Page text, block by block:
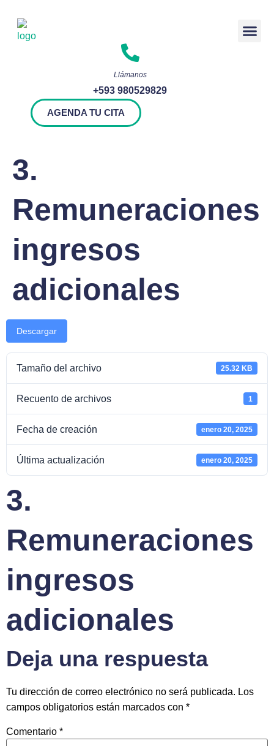
Llámanos
+593 980529829
AGENDA TU CITA
3.
Remuneraciones
ingresos
adicionales
Descargar
Tamaño del archivo 25.32 KB
Recuento de archivos 1
Fecha de creación enero 20, 2025
Última actualización enero 20, 2025
3.
Remuneraciones
ingresos
adicionales
Deja una respuesta
Tu dirección de correo electrónico no será publicada. Los
campos obligatorios están marcados con *
Comentario *